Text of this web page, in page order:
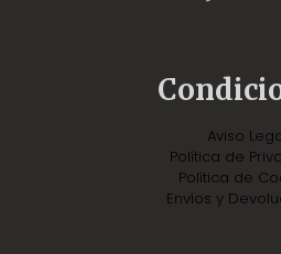
Aviso
Política de
Política de
Envíos y